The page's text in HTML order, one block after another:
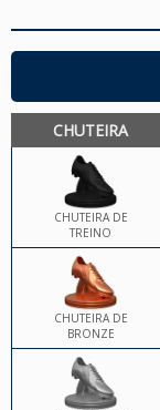
CHUTEIRA
CHUTEIRA DE
TREINO
CHUTEIRA DE
BRONZE